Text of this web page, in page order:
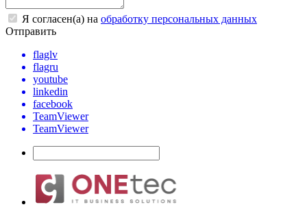
Я согласен(а) на обработку персональных данных
Отправить
flaglv
flagru
youtube
linkedin
facebook
TeamViewer
TeamViewer